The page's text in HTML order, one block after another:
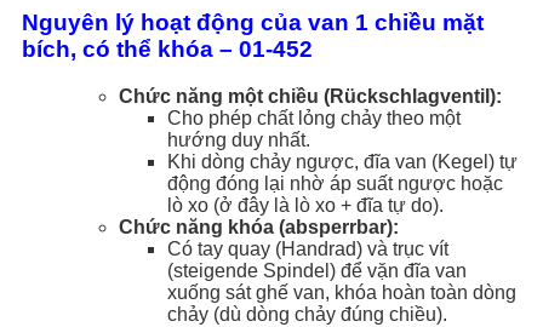
Nguyên lý hoạt động của van 1 chiều mặt
bích, có thể khóa – 01-452
Chức năng một chiều (Rückschlagventil):
Cho phép chất lỏng chảy theo một
hướng duy nhất.
Khi dòng chảy ngược, đĩa van (Kegel) tự
động đóng lại nhờ áp suất ngược hoặc
lò xo (ở đây là lò xo + đĩa tự do).
Chức năng khóa (absperrbar):
Có tay quay (Handrad) và trục vít
(steigende Spindel) để vặn đĩa van
xuống sát ghế van, khóa hoàn toàn dòng
chảy (dù dòng chảy đúng chiều).